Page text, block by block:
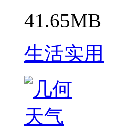
41.65MB
生活实用